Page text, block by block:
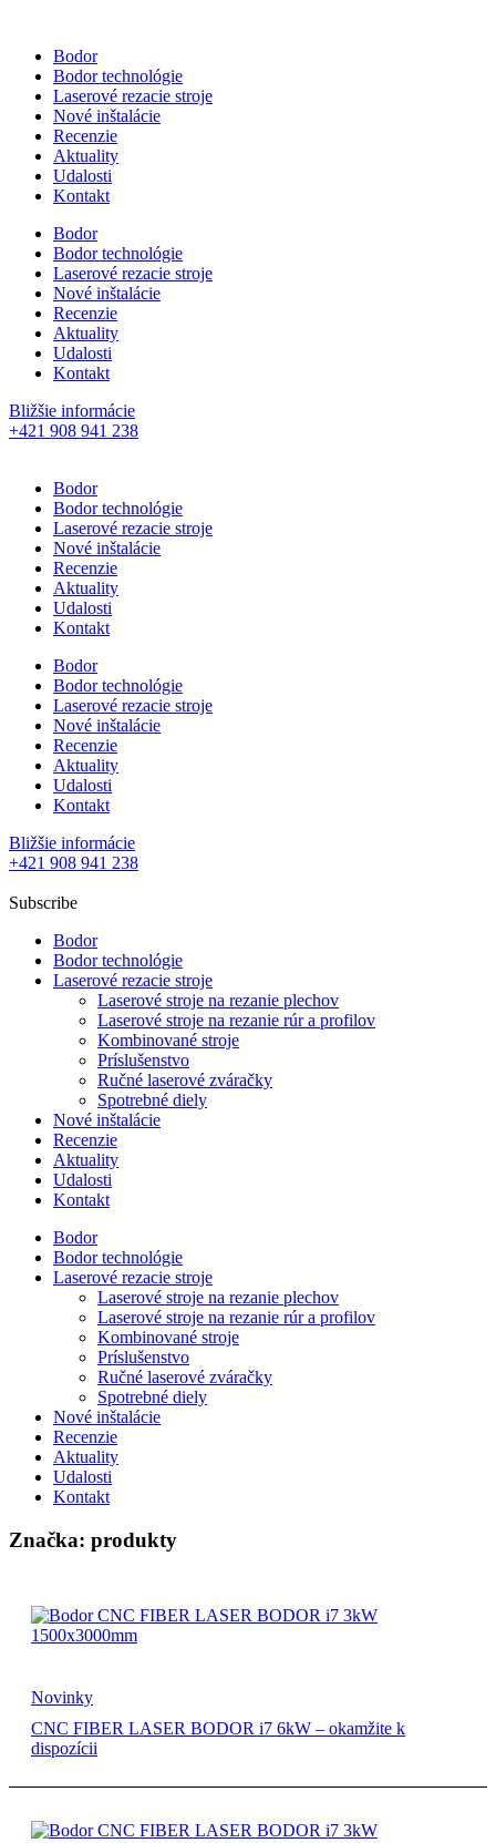
Bodor
Bodor technológie
Laserové rezacie stroje
Nové inštalácie
Recenzie
Aktuality
Udalosti
Kontakt
Bodor
Bodor technológie
Laserové rezacie stroje
Nové inštalácie
Recenzie
Aktuality
Udalosti
Kontakt
Bližšie informácie
+421 908 941 238
Bodor
Bodor technológie
Laserové rezacie stroje
Nové inštalácie
Recenzie
Aktuality
Udalosti
Kontakt
Bodor
Bodor technológie
Laserové rezacie stroje
Nové inštalácie
Recenzie
Aktuality
Udalosti
Kontakt
Bližšie informácie
+421 908 941 238
Subscribe
Bodor
Bodor technológie
Laserové rezacie stroje
Laserové stroje na rezanie plechov
Laserové stroje na rezanie rúr a profilov
Kombinované stroje
Príslušenstvo
Ručné laserové zváračky
Spotrebné diely
Nové inštalácie
Recenzie
Aktuality
Udalosti
Kontakt
Bodor
Bodor technológie
Laserové rezacie stroje
Laserové stroje na rezanie plechov
Laserové stroje na rezanie rúr a profilov
Kombinované stroje
Príslušenstvo
Ručné laserové zváračky
Spotrebné diely
Nové inštalácie
Recenzie
Aktuality
Udalosti
Kontakt
Značka: produkty
Novinky
CNC FIBER LASER BODOR i7 6kW – okamžite k
dispozícii